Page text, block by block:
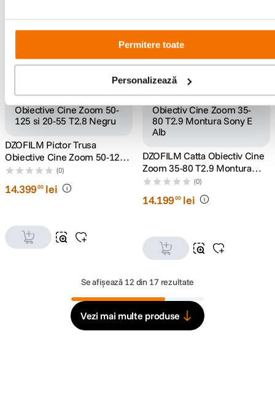
Permitere toate
Personalizează
DZOFILM Pictor Trusa
Obiective Cine Zoom 50-125
si 20-55 T2.8 Negru
(0)
14.39900 lei
DZOFILM Catta Obiectiv Cine
Zoom 35-80 T2.9 Montura
Sony E Alb
(0)
14.19900 lei
Se afișează 12 din 17 rezultate
Vezi mai multe produse